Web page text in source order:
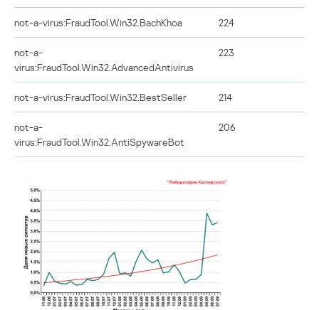
not-a-virus:FraudTool.Win32.BachKhoa 224
not-a-
virus:FraudTool.Win32.AdvancedAntivirus
223
not-a-virus:FraudTool.Win32.BestSeller 214
not-a-
virus:FraudTool.Win32.AntiSpywareBot
206